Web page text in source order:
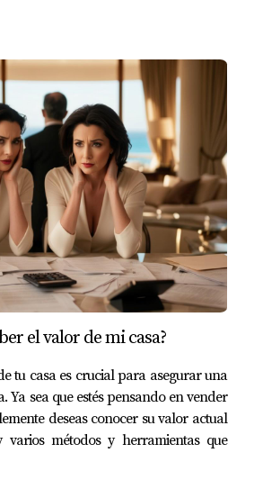
muy distintos:
Lucas no es un
son varios
en cuatro grandes grupos:
/ Corredor
el valor de mi casa?
tu casa es crucial para asegurar una
Ya sea que estés pensando en vender
deseas conocer su valor actual
métodos y herramientas que